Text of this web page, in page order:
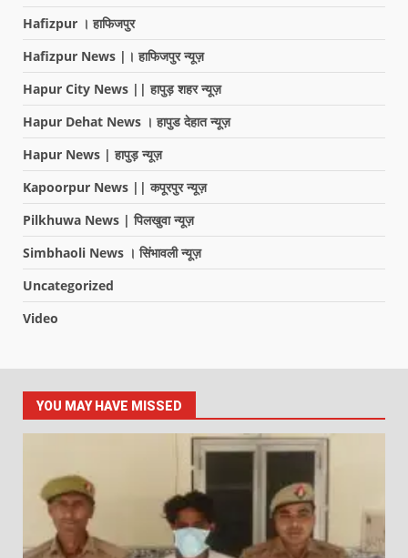
Hafizpur । हाफिजपुर
Hafizpur News |। हाफिजपुर न्यूज़
Hapur City News || हापुड़ शहर न्यूज़
Hapur Dehat News । हापुड देहात न्यूज़
Hapur News | हापुड़ न्यूज़
Kapoorpur News || कपूरपुर न्यूज़
Pilkhuwa News | पिलखुवा न्यूज़
Simbhaoli News । सिंभावली न्यूज़
Uncategorized
Video
YOU MAY HAVE MISSED